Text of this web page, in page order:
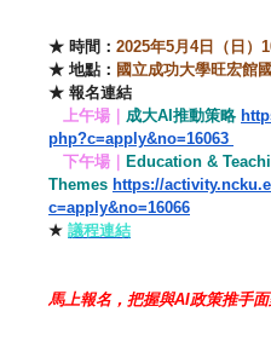
★ 時間： 2025年5月 4日（日）
★ 地點： 國立成功大學旺宏館
★ 報名連結
上午場｜ 成大AI 推動策略
php?c=apply&no=16063
下午場｜
Education &
Themes https://activity.ncku.
c=apply&no=16066
★ 議程連結
馬上報名，把握與AI政策推手